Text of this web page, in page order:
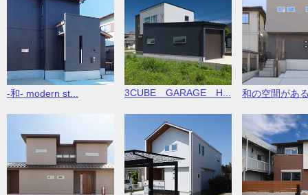
-和- modern st... 3CUBE GARAGE H... 和の空間があ